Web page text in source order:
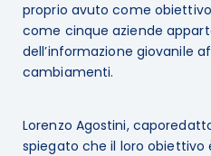
proprio avuto come
come cinque aziende
dell’informazione giovanile
cambiamenti.
Lorenzo Agostini,
spiegato che il loro obiettivo